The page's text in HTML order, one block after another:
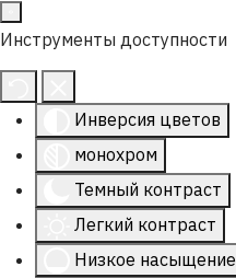
Инструменты доступности
Инверсия цветов
монохром
Темный контраст
Легкий контраст
Низкое насыщение